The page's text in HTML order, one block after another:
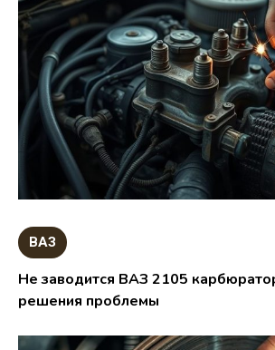
ВАЗ
Не заводится ВАЗ 2105
решения проблемы